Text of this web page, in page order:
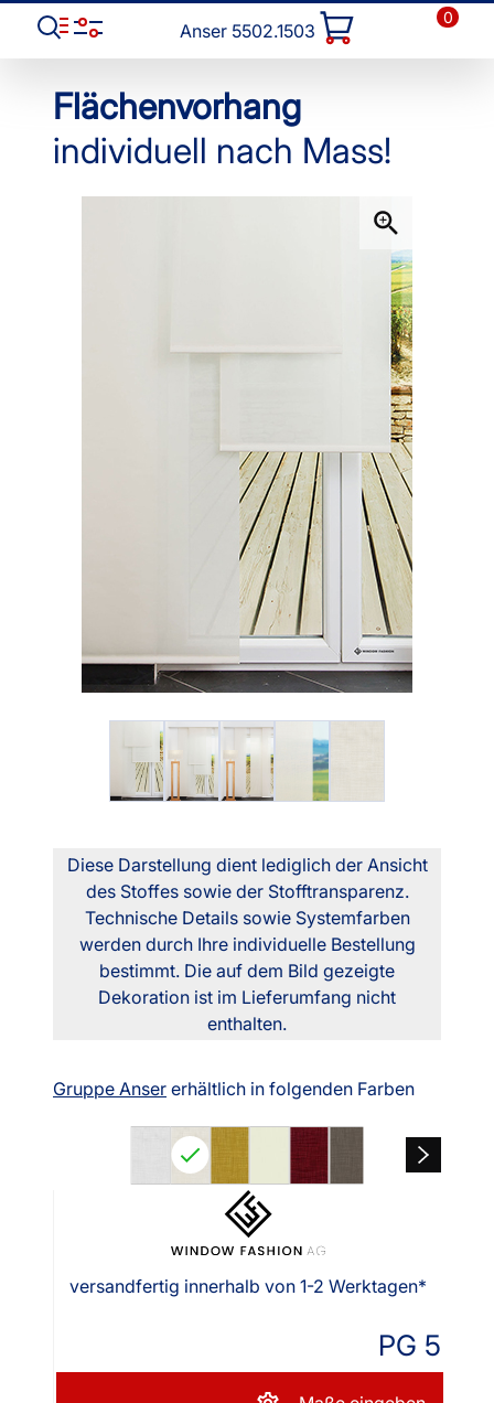
Anser 5502.1503
0
Flächenvorhang
individuell nach Mass!
Diese Darstellung dient lediglich der Ansicht
des Stoffes sowie der Stofftransparenz.
Technische Details sowie Systemfarben
werden durch Ihre individuelle Bestellung
bestimmt. Die auf dem Bild gezeigte
Dekoration ist im Lieferumfang nicht
enthalten.
Gruppe Anser erhältlich in folgenden Farben
versandfertig innerhalb von 1-2 Werktagen*
PG 5